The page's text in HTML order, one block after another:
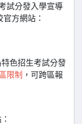
試分發入學宣導
官方網站：
色招生考試分發
限制 ，可跨區報